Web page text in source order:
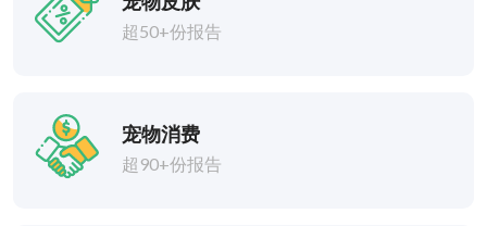
超50+份报告
宠物消费
超90+份报告